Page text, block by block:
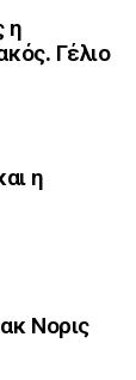
η
Γέλιο
η
Νορις